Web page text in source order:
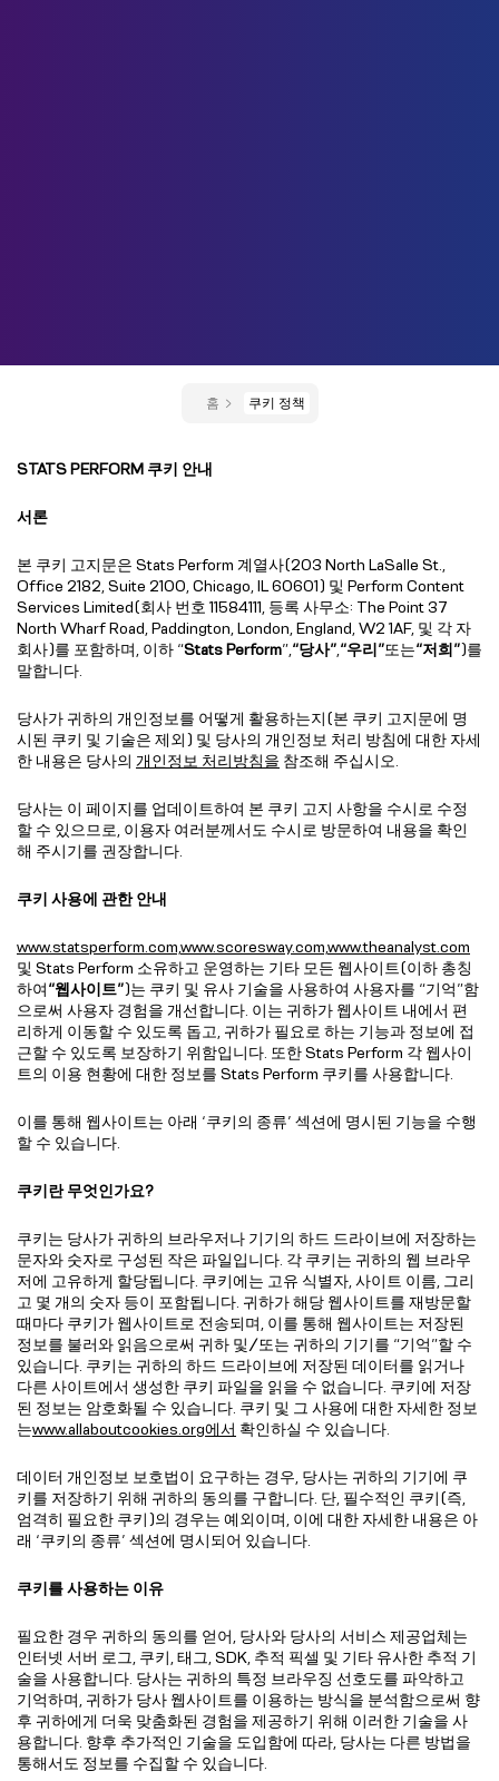
홈 쿠키 정책
STATS PERFORM 쿠키 안내
서론
본 쿠키 고지문은 Stats Perform 계열사(203 North LaSalle St.,
Office 2182, Suite 2100, Chicago, IL 60601) 및 Perform Content
Services Limited(회사 번호 11584111, 등록 사무소: The Point 37
North Wharf Road, Paddington, London, England, W2 1AF, 및 각 자
회사)를 포함하며, 이하 “Stats Perform”, “당사” “우리”또는“저희”)를
말합니다.
당사가 귀하의 개인정보를 어떻게 활용하는지(본 쿠키 고지문에 명
시된 쿠키 및 기술은 제외) 및 당사의 개인정보 처리 방침에 대한 자세
한 내용은 당사의 개인정보 처리방침을 참조해 주십시오.
당사는 이 페이지를 업데이트하여 본 쿠키 고지 사항을 수시로 수정
할 수 있으므로, 이용자 여러분께서도 수시로 방문하여 내용을 확인
해 주시기를 권장합니다.
쿠키 사용에 관한 안내
www.statsperform.com,www.scoresway.com,www.theanalyst.com
및 Stats Perform 소유하고 운영하는 기타 모든 웹사이트(이하 총칭
하여“웹사이트”)는 쿠키 및 유사 기술을 사용하여 사용자를 “기억”함
으로써 사용자 경험을 개선합니다. 이는 귀하가 웹사이트 내에서 편
리하게 이동할 수 있도록 돕고, 귀하가 필요로 하는 기능과 정보에 접
근할 수 있도록 보장하기 위함입니다. 또한 Stats Perform 각 웹사이
트의 이용 현황에 대한 정보를 Stats Perform 쿠키를 사용합니다.
이를 통해 웹사이트는 아래 ‘쿠키의 종류’ 섹션에 명시된 기능을 수행
할 수 있습니다.
쿠키란 무엇인가요?
쿠키는 당사가 귀하의 브라우저나 기기의 하드 드라이브에 저장하는
문자와 숫자로 구성된 작은 파일입니다. 각 쿠키는 귀하의 웹 브라우
저에 고유하게 할당됩니다. 쿠키에는 고유 식별자, 사이트 이름, 그리
고 몇 개의 숫자 등이 포함됩니다. 귀하가 해당 웹사이트를 재방문할
때마다 쿠키가 웹사이트로 전송되며, 이를 통해 웹사이트는 저장된
정보를 불러와 읽음으로써 귀하 및/또는 귀하의 기기를 “기억”할 수
있습니다. 쿠키는 귀하의 하드 드라이브에 저장된 데이터를 읽거나
다른 사이트에서 생성한 쿠키 파일을 읽을 수 없습니다. 쿠키에 저장
된 정보는 암호화될 수 있습니다. 쿠키 및 그 사용에 대한 자세한 정보
는www.allaboutcookies.org에서 확인하실 수 있습니다.
데이터 개인정보 보호법이 요구하는 경우, 당사는 귀하의 기기에 쿠
키를 저장하기 위해 귀하의 동의를 구합니다. 단, 필수적인 쿠키(즉,
엄격히 필요한 쿠키)의 경우는 예외이며, 이에 대한 자세한 내용은 아
래 ‘쿠키의 종류’ 섹션에 명시되어 있습니다.
쿠키를 사용하는 이유
필요한 경우 귀하의 동의를 얻어, 당사와 당사의 서비스 제공업체는
인터넷 서버 로그, 쿠키, 태그, SDK, 추적 픽셀 및 기타 유사한 추적 기
술을 사용합니다. 당사는 귀하의 특정 브라우징 선호도를 파악하고
기억하며, 귀하가 당사 웹사이트를 이용하는 방식을 분석함으로써 향
후 귀하에게 더욱 맞춤화된 경험을 제공하기 위해 이러한 기술을 사
용합니다. 향후 추가적인 기술을 도입함에 따라, 당사는 다른 방법을
통해서도 정보를 수집할 수 있습니다.